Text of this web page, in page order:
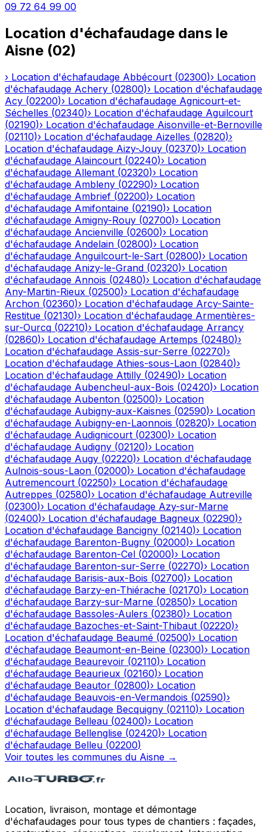
09 72 64 99 00
Location d'échafaudage dans le
Aisne (02)
› Location d'échafaudage Abbécourt (02300)› Location
d'échafaudage Achery (02800)› Location d'échafaudage
Acy (02200)› Location d'échafaudage Agnicourt-et-
Séchelles (02340)› Location d'échafaudage Aguilcourt
(02190)› Location d'échafaudage Aisonville-et-Bernoville
(02110)› Location d'échafaudage Aizelles (02820)›
Location d'échafaudage Aizy-Jouy (02370)› Location
d'échafaudage Alaincourt (02240)› Location
d'échafaudage Allemant (02320)› Location
d'échafaudage Ambleny (02290)› Location
d'échafaudage Ambrief (02200)› Location
d'échafaudage Amifontaine (02190)› Location
d'échafaudage Amigny-Rouy (02700)› Location
d'échafaudage Ancienville (02600)› Location
d'échafaudage Andelain (02800)› Location
d'échafaudage Anguilcourt-le-Sart (02800)› Location
d'échafaudage Anizy-le-Grand (02320)› Location
d'échafaudage Annois (02480)› Location d'échafaudage
Any-Martin-Rieux (02500)› Location d'échafaudage
Archon (02360)› Location d'échafaudage Arcy-Sainte-
Restitue (02130)› Location d'échafaudage Armentières-
sur-Ourcq (02210)› Location d'échafaudage Arrancy
(02860)› Location d'échafaudage Artemps (02480)›
Location d'échafaudage Assis-sur-Serre (02270)›
Location d'échafaudage Athies-sous-Laon (02840)›
Location d'échafaudage Attilly (02490)› Location
d'échafaudage Aubencheul-aux-Bois (02420)› Location
d'échafaudage Aubenton (02500)› Location
d'échafaudage Aubigny-aux-Kaisnes (02590)› Location
d'échafaudage Aubigny-en-Laonnois (02820)› Location
d'échafaudage Audignicourt (02300)› Location
d'échafaudage Audigny (02120)› Location
d'échafaudage Augy (02220)› Location d'échafaudage
Aulnois-sous-Laon (02000)› Location d'échafaudage
Autremencourt (02250)› Location d'échafaudage
Autreppes (02580)› Location d'échafaudage Autreville
(02300)› Location d'échafaudage Azy-sur-Marne
(02400)› Location d'échafaudage Bagneux (02290)›
Location d'échafaudage Bancigny (02140)› Location
d'échafaudage Barenton-Bugny (02000)› Location
d'échafaudage Barenton-Cel (02000)› Location
d'échafaudage Barenton-sur-Serre (02270)› Location
d'échafaudage Barisis-aux-Bois (02700)› Location
d'échafaudage Barzy-en-Thiérache (02170)› Location
d'échafaudage Barzy-sur-Marne (02850)› Location
d'échafaudage Bassoles-Aulers (02380)› Location
d'échafaudage Bazoches-et-Saint-Thibaut (02220)›
Location d'échafaudage Beaumé (02500)› Location
d'échafaudage Beaumont-en-Beine (02300)› Location
d'échafaudage Beaurevoir (02110)› Location
d'échafaudage Beaurieux (02160)› Location
d'échafaudage Beautor (02800)› Location
d'échafaudage Beauvois-en-Vermandois (02590)›
Location d'échafaudage Becquigny (02110)› Location
d'échafaudage Belleau (02400)› Location
d'échafaudage Bellenglise (02420)› Location
d'échafaudage Belleu (02200)
Voir toutes les communes du Aisne →
Location, livraison, montage et démontage
d'échafaudages pour tous types de chantiers : façades,